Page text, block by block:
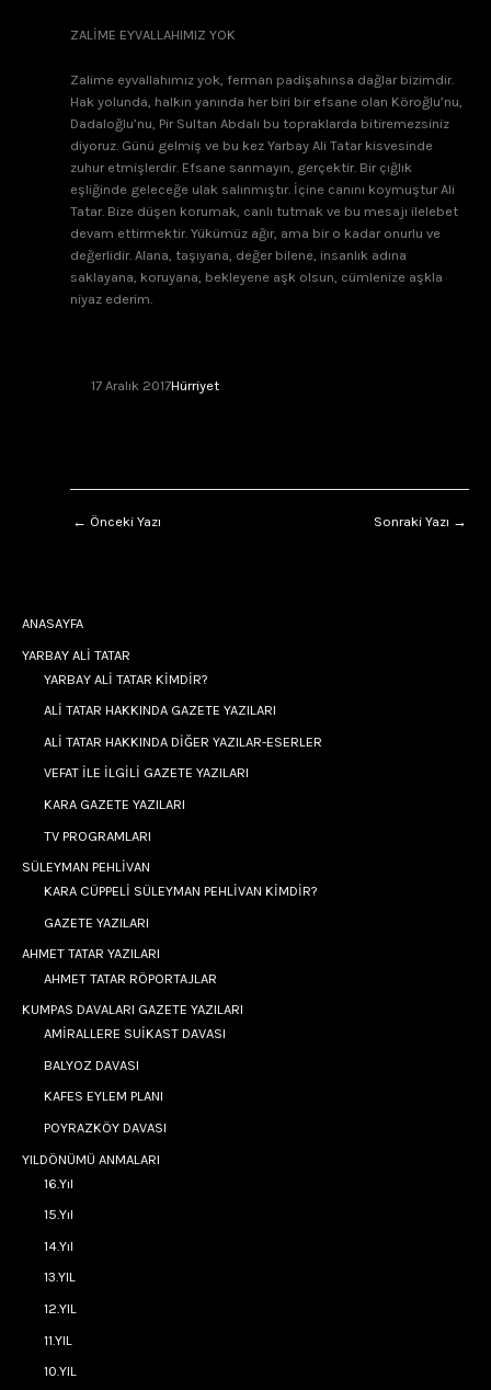
ANASAYFA
YARBAY ALİ TATAR
YARBAY ALİ TATAR KİMDİR?
ALİ TATAR HAKKINDA GAZETE YAZILARI
ALİ TATAR HAKKINDA DİĞER YAZILAR-ESERLER
VEFAT İLE İLGİLİ GAZETE YAZILARI
KARA GAZETE YAZILARI
TV PROGRAMLARI
SÜLEYMAN PEHLİVAN
KARA CÜPPELİ SÜLEYMAN PEHLİVAN KİMDİR?
GAZETE YAZILARI
AHMET TATAR YAZILARI
AHMET TATAR RÖPORTAJLAR
KUMPAS DAVALARI GAZETE YAZILARI
AMİRALLERE SUİKAST DAVASI
BALYOZ DAVASI
KAFES EYLEM PLANI
POYRAZKÖY DAVASI
YILDÖNÜMÜ ANMALARI
16.Yıl
15.Yıl
14.Yıl
13.YIL
12.YIL
11.YIL
10.YIL
ZALİME EYVALLAHIMIZ YOK
Zalime eyvallahımız yok, ferman padişahınsa dağlar bizimdir.
Hak yolunda, halkın yanında her biri bir efsane olan Köroğlu’nu,
Dadaloğlu’nu, Pir Sultan Abdalı bu topraklarda bitiremezsiniz
diyoruz. Günü gelmiş ve bu kez Yarbay Ali Tatar kisvesinde
zuhur etmişlerdir. Efsane sanmayın, gerçektir. Bir çığlık
eşliğinde geleceğe ulak salınmıştır. İçine canını koymuştur Ali
Tatar. Bize düşen korumak, canlı tutmak ve bu mesajı ilelebet
devam ettirmektir. Yükümüz ağır, ama bir o kadar onurlu ve
değerlidir. Alana, taşıyana, değer bilene, insanlık adına
saklayana, koruyana, bekleyene aşk olsun, cümlenize aşkla
niyaz ederim.
17 Aralık 2017Hürriyet
← Önceki Yazı Sonraki Yazı →